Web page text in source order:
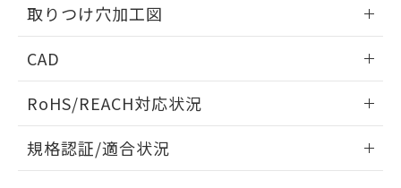
取りつけ穴加工図
CAD
ドすることができます。
ログイン/会員登録
RoHS/REACH対応状況
EU RoHS 注意事項・凡例
規格認証/適合状況
※当社の共同利用者とは、
の共同利用に関して"
の「1.共同利
EU RoHS指令（10物質）の非含有証明書
ものではありません。
また、RoHS指令のフタル酸エステル類４
物質の対応では、対応完了までの期間は出
荷製品に未対応品が混在することから備考
欄に対応日を記載しておりました。